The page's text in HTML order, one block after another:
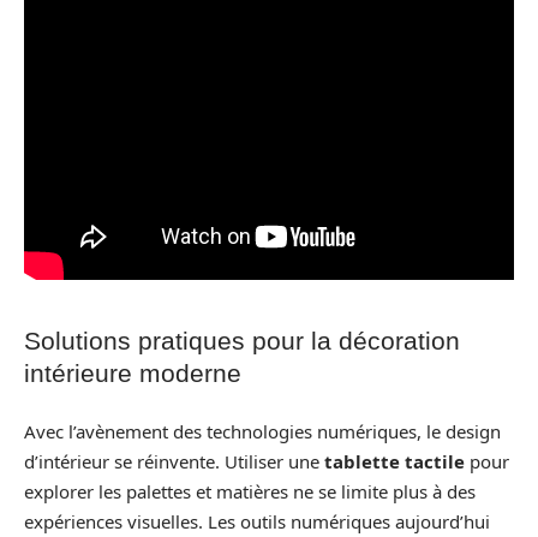
Solutions pratiques pour la décoration
intérieure moderne
Avec l’avènement des technologies numériques, le design
d’intérieur se réinvente. Utiliser une tablette tactile pour
explorer les palettes et matières ne se limite plus à des
expériences visuelles. Les outils numériques aujourd’hui